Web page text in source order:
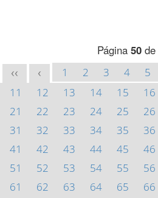
Página 50 de
<< < 1 2 3 4 5
11
12 13 14 15 16
21
22 23 24 25 26
31
32 33 34 35 36
41
42 43 44 45 46
51
52 53 54 55 56
61
62 63 64 65 66